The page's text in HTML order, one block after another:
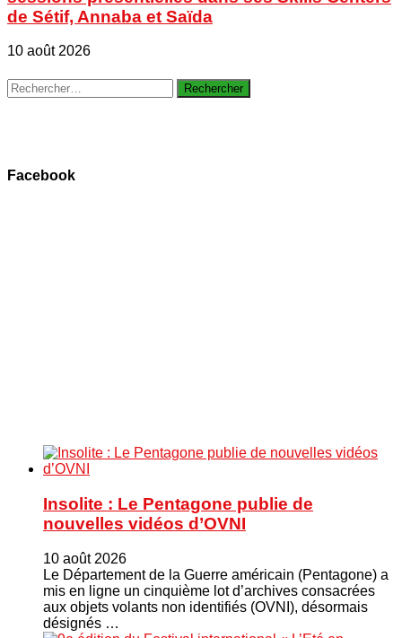
de Sétif, Annaba et Saïda
10 août 2026
Rechercher :
Facebook
Insolite : Le Pentagone publie de
nouvelles vidéos d’OVNI
10 août 2026
Le Département de la Guerre américain (Pentagone) a
mis en ligne un cinquième lot d’archives consacrées
aux objets volants non identifiés (OVNI), désormais
désignés …